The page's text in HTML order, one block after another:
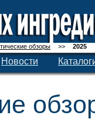
обзоры >> 2025
Новости